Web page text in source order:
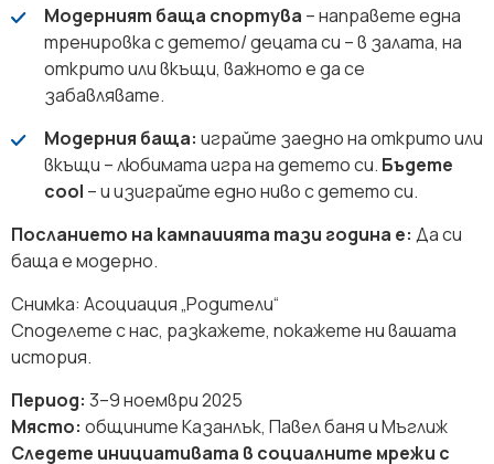
Модерният баща спортува – направете една
тренировка с детето/ децата си – в залата, на
открито или вкъщи, важното е да се
забавлявате.
Модерния баща: играйте заедно на открито или
вкъщи – любимата игра на детето си. Бъдете
cool – и изиграйте едно ниво с детето си.
Посланието на кампаиията тази година е: Да си
баща е модерно.
Снимка: Асоциация „Родители“
Споделете с нас, разкажете, покажете ни вашата
история.
Период: 3–9 ноември 2025
Място: общините Казанлък, Павел баня и Мъглиж
Следете инициативата в социалните мрежи с